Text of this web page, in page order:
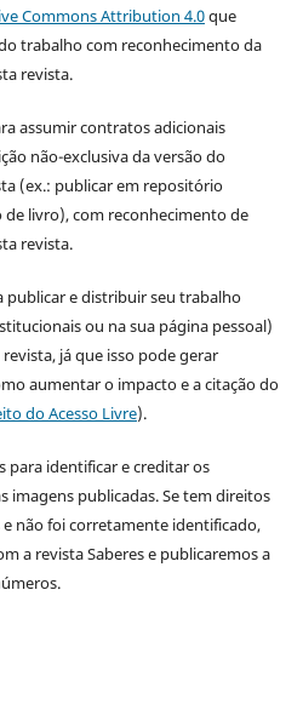
Commons Attribution 4.0que
trabalho com reconhecimento da
revista.
assumir contratos adicionais
não-exclusiva da versão do
(ex.: publicar em repositório
livro), com reconhecimento de
revista.
publicar e distribuir seu trabalho
ou na sua página pessoal)
já que isso pode gerar
aumentar o impacto e a citação do
do Acesso Livre).
para identificar e creditar os
imagens publicadas. Se tem direitos
não foi corretamente identificado,
a revista Saberes e publicaremos a